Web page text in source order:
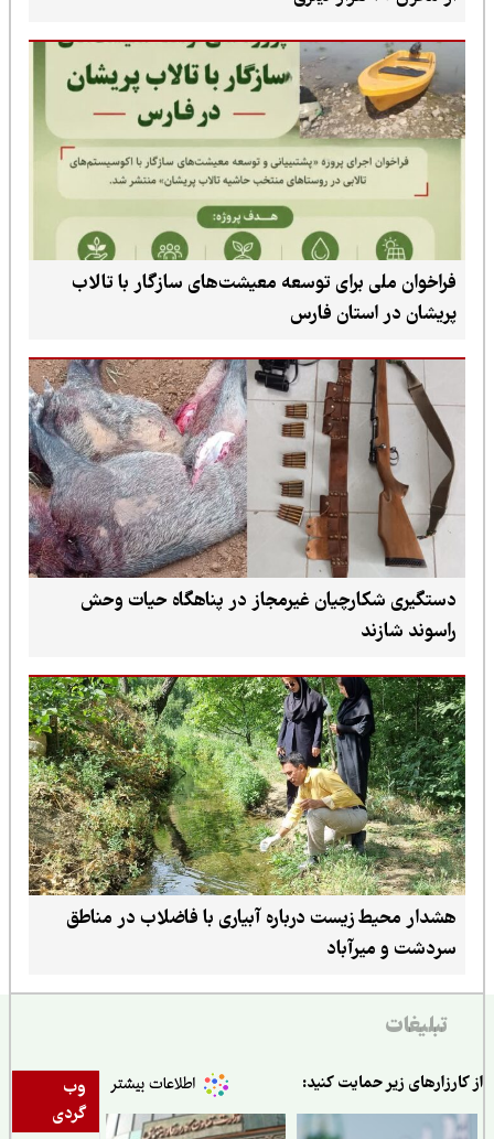
فراخوان ملی برای توسعه معیشت‌های سازگار با تالاب
پریشان در استان فارس
دستگیری شکارچیان غیرمجاز در پناهگاه حیات وحش
راسوند شازند
هشدار محیط زیست درباره آبیاری با فاضلاب در مناطق
سردشت و میرآباد
تبلیغات
وب
گردی
زیر حمایت کنید: